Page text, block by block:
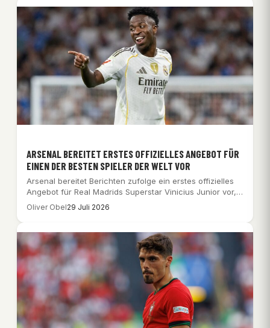
ARSENAL BEREITET ERSTES OFFIZIELLES ANGEBOT FÜR
EINEN DER BESTEN SPIELER DER WELT VOR
Arsenal bereitet Berichten zufolge ein erstes offizielles
Angebot für Real Madrids Superstar Vinicius Junior vor,…
Oliver Obel29 Juli 2026